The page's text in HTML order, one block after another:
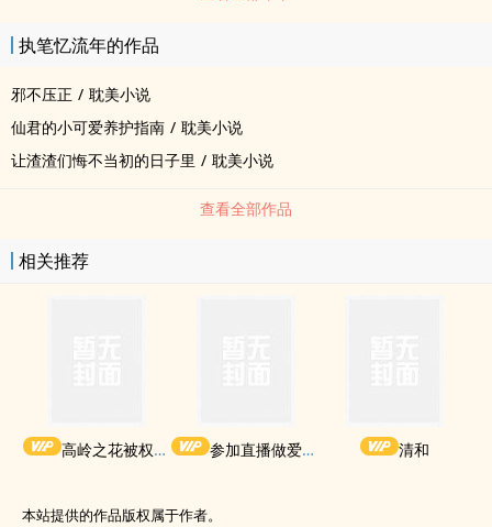
执笔忆流年的作品
邪不压正 / 耽美小说
仙君的小可爱养护指南 / 耽美小说
让渣渣们悔不当初的日子里 / 耽美小说
查看全部作品
相关推荐
高岭之花被权贵轮了后 参加直播做爱综艺后我火了(NPH) 清和
本站提供的作品版权属于作者。